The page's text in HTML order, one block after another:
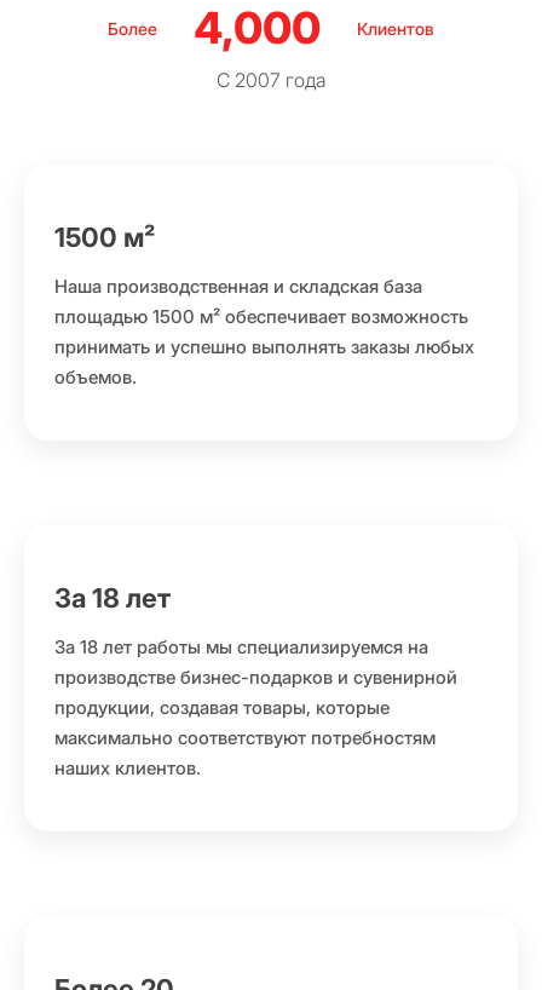
Более 4,000 Клиентов
С 2007 года
1500 м²
Наша производственная и складская база
площадью 1500 м² обеспечивает возможность
принимать и успешно выполнять заказы любых
объемов.
За 18 лет
За 18 лет работы мы специализируемся на
производстве бизнес-подарков и сувенирной
продукции, создавая товары, которые
максимально соответствуют потребностям
наших клиентов.